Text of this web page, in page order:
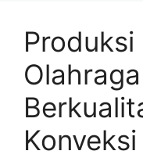
Produksi
Konveksi